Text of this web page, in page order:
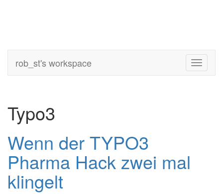
Toggle
rob_st's workspace
Typo3
Wenn der TYPO3
Pharma Hack zwei mal
klingelt